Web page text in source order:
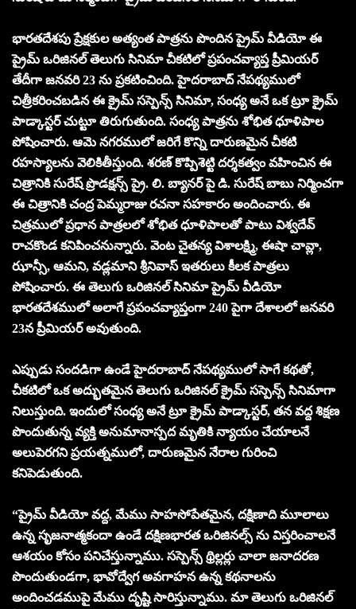
భారతదేశపు ప్రేక్షకుల అత్యంత పాత్రను పొందిన ప్రైమ్ వీడియో ఈ
ప్రైమ్ ఒరిజినల్ తెలుగు సినిమా చీకటిలో ప్రపంచవ్యాప్త ప్రీమియర్
తేదీగా జనవరి 23 ను ప్రకటించింది. హైదరాబాద్ నేపథ్యములో
చిత్రీకరించబడిన ఈ క్రైమ్ సస్పెన్స్ సినిమా, సంధ్య అనే ఒక ట్రూ క్రైమ్
పాడ్కాస్టర్ చుట్టూ తిరుగుతుంది. సంధ్య పాత్రను శోభిత ధూళిపాల
పోషించారు. ఆమె నగరములో జరిగే కొన్ని దారుణమైన చీకటి
రహస్యాలను వెలికితీస్తుంది. శరణ్ కొప్పిశెట్టి దర్శకత్వం వహించిన ఈ
చిత్రానికి సురేష్ ప్రొడక్షన్స్ ప్రై. లి. బ్యానర్ పై డి. సురేష్ బాబు నిర్మించగా
ఈ చిత్రానికి చంద్ర పెమ్మరాజు రచనా సహకారం అందించారు. ఈ
చిత్రములో ప్రధాన పాత్రలలో శోభిత ధూళిపాలతో పాటు విశ్వదేవ్
రాచకొండ కనిపించనున్నారు. వెంట చైతన్య విశాలక్ష్మి, ఈషా చావ్లా,
ఝాన్సీ, ఆమని, వడ్లమాని శ్రీనివాస్ ఇతరులు కీలక పాత్రలు
పోషించారు. ఈ తెలుగు ఒరిజినల్ సినిమా ప్రైమ్ వీడియో
భారతదేశములో అలాగే ప్రపంచవ్యాప్తంగా 240 పైగా దేశాలలో జనవరి
23న ప్రీమియర్ అవుతుంది.
ఎప్పుడు సందడిగా ఉండే హైదరాబాద్ నేపథ్యములో సాగే కథతో,
చీకటిలో ఒక అద్భుతమైన తెలుగు ఒరిజినల్ క్రైమ్ సస్పెన్స్ సినిమాగా
నిలుస్తుంది. ఇందులో సంధ్య అనే ట్రూ క్రైమ్ పాడ్కాస్టర్, తన వద్ద శిక్షణ
పొందుతున్న వ్యక్తి అనుమానాస్పద మృతికి న్యాయం చేయాలనే
అలుపెరగని ప్రయత్నములో, దారుణమైన నేరాల గురించి
కనిపెడుతుంది.
“ప్రైమ్ వీడియో వద్ద, మేము సాహసోపేతమైన, దక్షిణాది మూలాలు
ఉన్న సృజనాత్మకందా ఉండే దక్షిణభారత ఒరిజినల్స్ ను విస్తరించాలనే
ఆశయం కోసం పనిచేస్తున్నాము. సస్పెన్స్ థ్రిల్లర్లు చాలా జనాదరణ
పొందుతుండగా, భావోద్వేగ అవగాహన ఉన్న కథనాలను
అందించడముపై మేము దృష్టి సారిస్తున్నాము. మా తెలుగు ఒరిజినల్